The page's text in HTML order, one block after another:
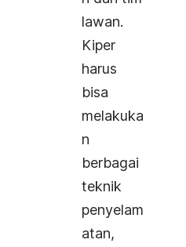
lawan.
Kiper
harus
bisa
melakuka
n
berbagai
teknik
penyelam
atan,